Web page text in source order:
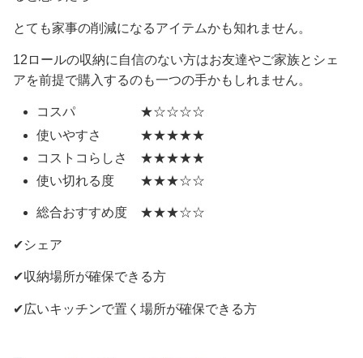
とても家事の削減になるアイテムかも知れません。
12ロールの収納に自信のない方はお友達やご家族とシェ
アを前提で購入するのも一つの手かもしれません。
コスパ ★☆☆☆☆
使いやすさ ★★★★★
コストコらしさ ★★★★★
使い切れる度 ★★★☆☆
総合おすすめ度 ★★★☆☆
✔シェア
✔収納場所が確保できる方
✔広いキッチンで置く場所が確保できる方